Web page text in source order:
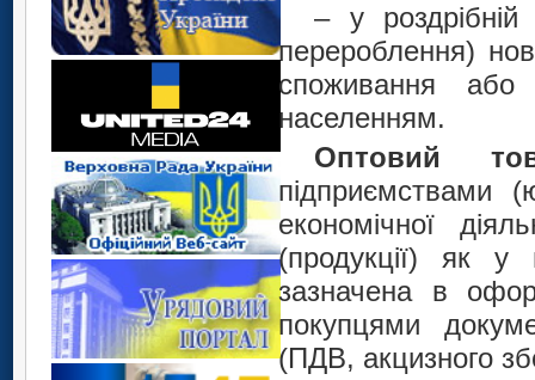
– у
перероблення)
споживання або
населенням.
Оптовий
підприємствами
економічної
(продукції) як
зазначена в
покупцями
(ПДВ, акцизного